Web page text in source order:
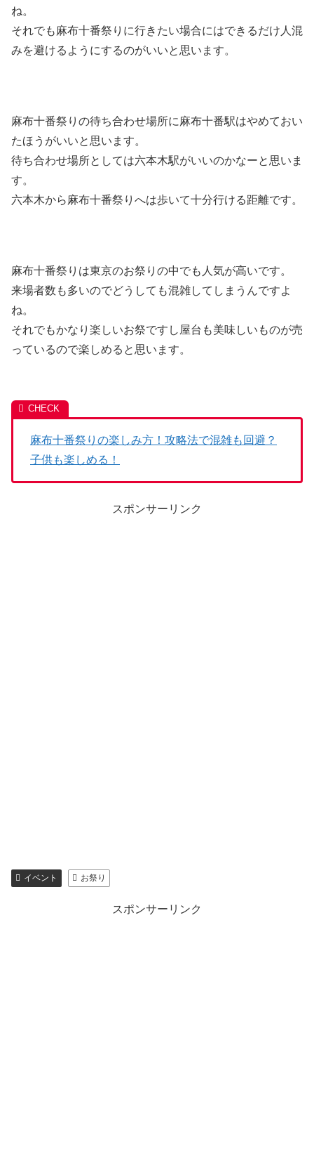
ね。
それでも麻布十番祭りに行きたい場合にはできるだけ人混
みを避けるようにするのがいいと思います。
麻布十番祭りの待ち合わせ場所に麻布十番駅はやめておい
たほうがいいと思います。
待ち合わせ場所としては六本木駅がいいのかなーと思いま
す。
六本木から麻布十番祭りへは歩いて十分行ける距離です。
麻布十番祭りは東京のお祭りの中でも人気が高いです。
来場者数も多いのでどうしても混雑してしまうんですよ
ね。
それでもかなり楽しいお祭ですし屋台も美味しいものが売
っているので楽しめると思います。
麻布十番祭りの楽しみ方！攻略法で混雑も回避？
子供も楽しめる！
スポンサーリンク
イベント お祭り
スポンサーリンク